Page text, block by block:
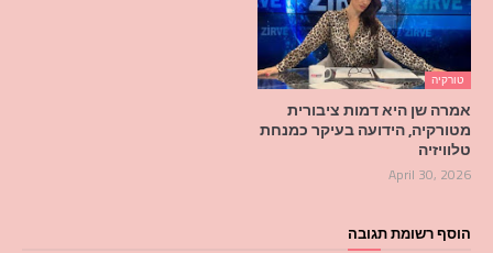
טורקיה
אמרה שן היא דמות ציבורית
מטורקיה, הידועה בעיקר כמנחת
טלוויזיה
April 30, 2026
הוסף רשומת תגובה